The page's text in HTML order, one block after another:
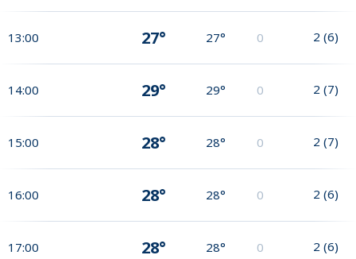
13:00 27° 27° 0 2 (6)
14:00 29° 29° 0 2 (7)
15:00 28° 28° 0 2 (7)
16:00 28° 28° 0 2 (6)
17:00 28° 28° 0 2 (6)